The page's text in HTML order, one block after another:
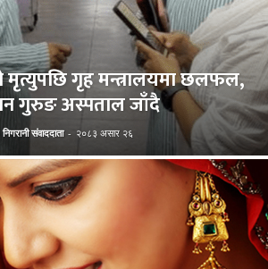
गृह मन्त्रालयमा छलफल,
गुरुङ अस्पताल जाँदै
निगरानी संवाददाता - २०८३ असार २६